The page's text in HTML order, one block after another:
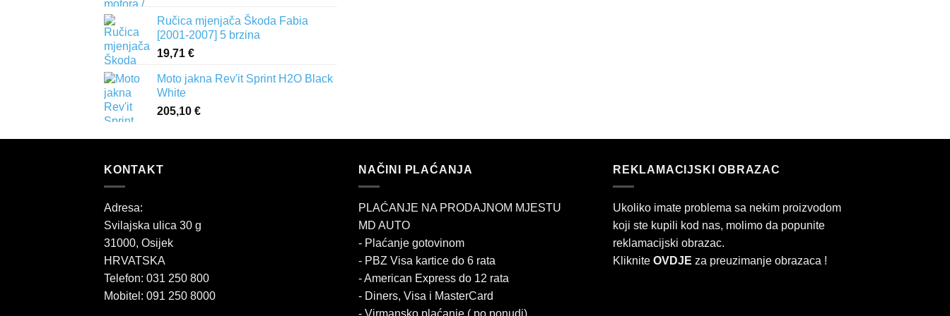
Ručica mjenjača Škoda Fabia
[2001-2007] 5 brzina
19,71 €
Moto jakna Rev'it Sprint H2O Black
White
205,10 €
KONTAKT
Adresa:
Svilajska ulica 30 g
31000, Osijek
HRVATSKA
Telefon: 031 250 800
Mobitel: 091 250 8000
NAČINI PLAĆANJA
PLAĆANJE NA PRODAJNOM MJESTU
MD AUTO
- Plaćanje gotovinom
- PBZ Visa kartice do 6 rata
- American Express do 12 rata
- Diners, Visa i MasterCard
REKLAMACIJSKI OBRAZAC
Ukoliko imate problema sa nekim proizvodom
koji ste kupili kod nas, molimo da popunite
reklamacijski obrazac.
Kliknite OVDJE za preuzimanje obrazaca !